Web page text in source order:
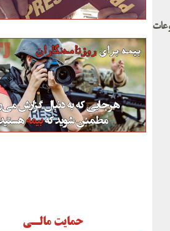
حمایت مالـی